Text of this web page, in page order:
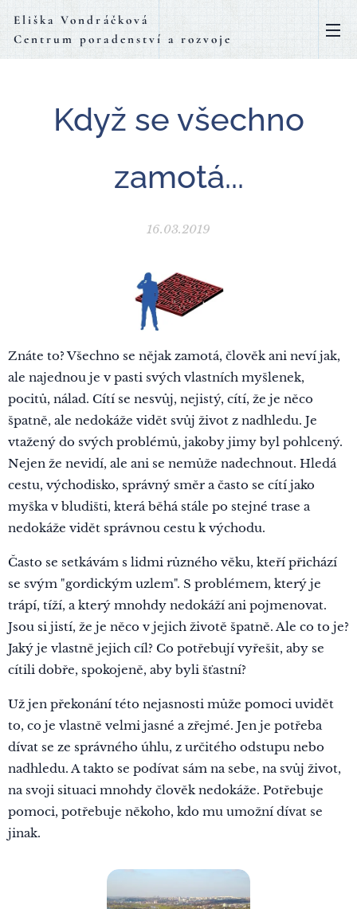
Eliška Vondráčková
Centrum poradenství a rozvoje
Když se všechno
zamotá...
16.03.2019
Znáte to? Všechno se nějak zamotá, člověk ani neví jak,
ale najednou je v pasti svých vlastních myšlenek,
pocitů, nálad. Cítí se nesvůj, nejistý, cítí, že je něco
špatně, ale nedokáže vidět svůj život z nadhledu. Je
vtažený do svých problémů, jakoby jimy byl pohlcený.
Nejen že nevidí, ale ani se nemůže nadechnout. Hledá
cestu, východisko, správný směr a často se cítí jako
myška v bludišti, která běhá stále po stejné trase a
nedokáže vidět správnou cestu k východu.
Často se setkávám s lidmi různého věku, kteří přichází
se svým "gordickým uzlem". S problémem, který je
trápí, tíží, a který mnohdy nedokáží ani pojmenovat.
Jsou si jistí, že je něco v jejich životě špatně. Ale co to je?
Jaký je vlastně jejich cíl? Co potřebují vyřešit, aby se
cítili dobře, spokojeně, aby byli šťastní?
Už jen překonání této nejasnosti může pomoci uvidět
to, co je vlastně velmi jasné a zřejmé. Jen je potřeba
dívat se ze správného úhlu, z určitého odstupu nebo
nadhledu. A takto se podívat sám na sebe, na svůj život,
na svoji situaci mnohdy člověk nedokáže. Potřebuje
pomoci, potřebuje někoho, kdo mu umožní dívat se
jinak.